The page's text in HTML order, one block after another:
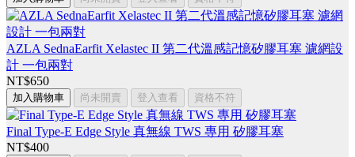
AZLA SednaEarfit Xelastec II 第二代溫感記憶矽膠耳塞 濾網設
計 一包兩對
NT$650
加入購物車 尚未開賣 登入查看 資格不符
Final Type-E Edge Style 真無線 TWS 專用 矽膠耳塞
NT$400